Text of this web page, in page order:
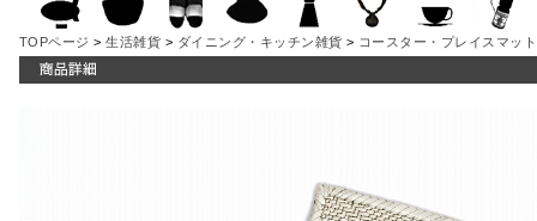
TOPページ >生活雑貨 > ダイニング・キッチン雑貨 > コースター・プレイスマット